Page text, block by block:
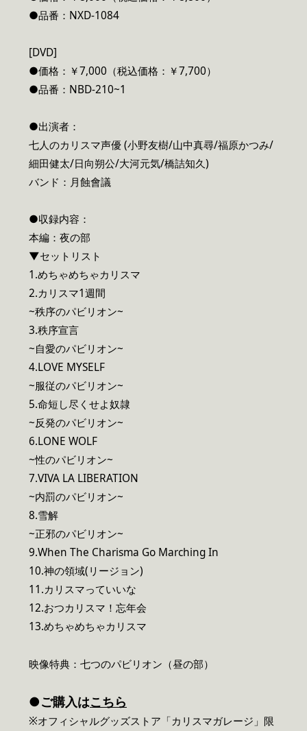
●品番：NXD-1084
[DVD]
●価格：￥7,000（税込価格：￥7,700）
●品番：NBD-210~1
●出演者：
七人のカリスマ声優 (小野友樹/山中真尋/福原かつみ/
細田健太/日向朔公/大河元気/橋詰知久)
バンド：月蝕會議
●収録内容：
本編：夜の部
▼セットリスト
1.めちゃめちゃカリスマ
2.カリスマ1週間
~秩序のパビリオン~
3.秩序宣言
~自愛のパビリオン~
4.LOVE MYSELF
~服従のパビリオン~
5.命短し尽くせよ奴隷
~反発のパビリオン~
6.LONE WOLF
~性のパビリオン~
7.VIVA LA LIBERATION
~内罰のパビリオン~
8.雪解
~正邪のパビリオン~
9.When The Charisma Go Marching In
10.神の領域(リージョン)
11.カリスマっていいな
12.おつカリスマ！忘年会
13.めちゃめちゃカリスマ
映像特典：七つのパビリオン（昼の部）
●ご購入はこちら
※オフィシャルグッズストア「カリスマガレージ」限